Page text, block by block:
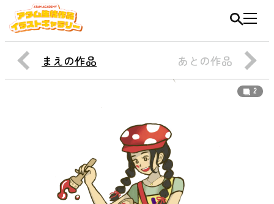
まえの作品 あとの作品
2